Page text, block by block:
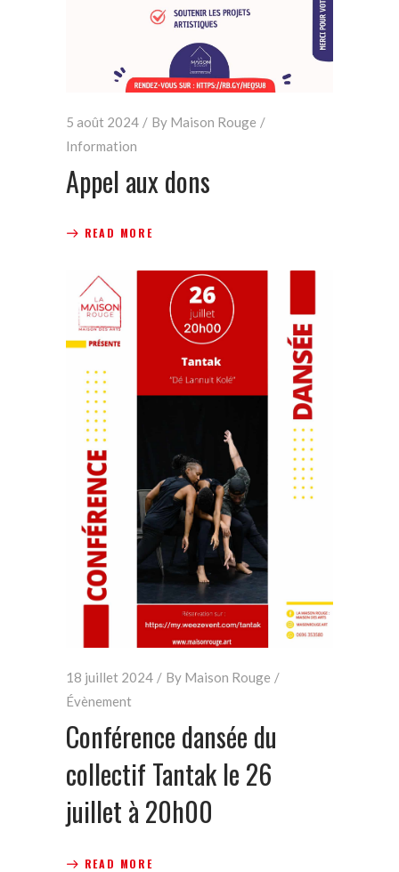
5 août 2024 By Maison Rouge
Information
Appel aux dons
READ MORE
18 juillet 2024 By Maison Rouge
Évènement
Conférence dansée du
collectif Tantak le 26
juillet à 20h00
READ MORE